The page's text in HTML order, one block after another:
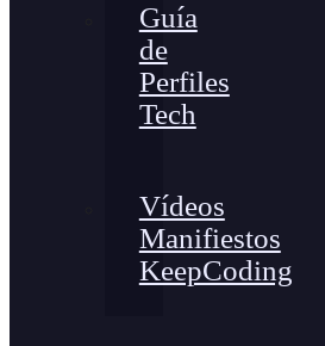
Guía
de
Perfiles
Tech
Vídeos
Manifiestos
KeepCoding